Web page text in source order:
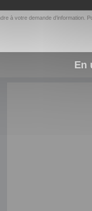
à votre demande
En